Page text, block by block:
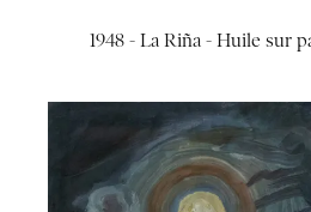
1948 - La Riña - Huile sur